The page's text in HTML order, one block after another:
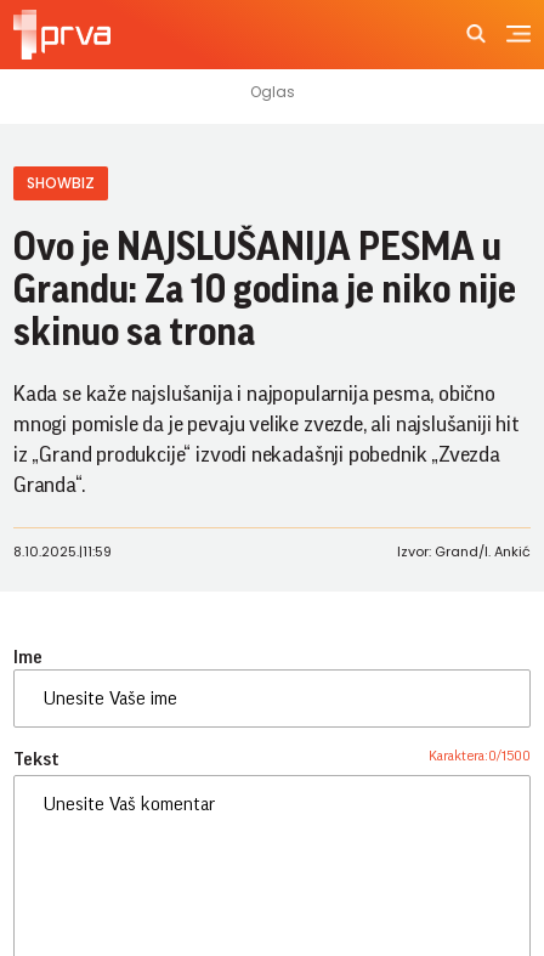
SHOWBIZ
Ovo je NAJSLUŠANIJA PESMA u
Grandu: Za 10 godina je niko nije
skinuo sa trona
Kada se kaže najslušanija i najpopularnija pesma, obično
mnogi pomisle da je pevaju velike zvezde, ali najslušaniji hit
iz „Grand produkcije“ izvodi nekadašnji pobednik „Zvezda
Granda“.
8.10.2025.|11:59 Izvor: Grand/I. Ankić
Ime
Tekst Karaktera:0/1500